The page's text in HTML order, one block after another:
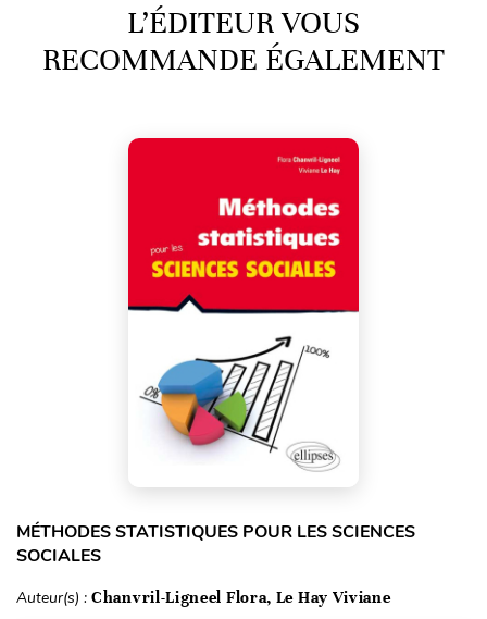
L’ÉDITEUR VOUS
RECOMMANDE ÉGALEMENT
MÉTHODES STATISTIQUES POUR LES SCIENCES
SOCIALES
Auteur(s) : Chanvril-Ligneel Flora, Le Hay Viviane